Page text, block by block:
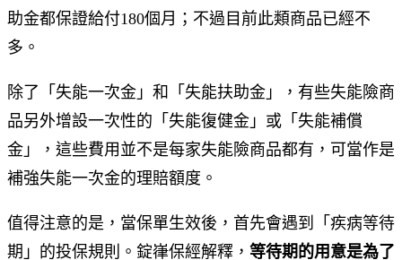
助金都保證給付180個月；不過目前此類商品已經不
多。
除了「失能一次金」和「失能扶助金」，有些失能險商
品另外增設一次性的「失能復健金」或「失能補償
金」，這些費用並不是每家失能險商品都有，可當作是
補強失能一次金的理賠額度。
值得注意的是，當保單生效後，首先會遇到「疾病等待
期」的投保規則。錠嵂保經解釋， 等待期的用意是為了